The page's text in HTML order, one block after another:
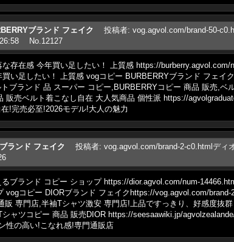
ブランド フェイク 投稿者: vog.agvol.com/brand-50-
No.12127
存在感 今年買い足したい！ 上質感 https://burberry.agvol.com/
い足したい！ 上質感 vogコピー BURBERRYブランド フェイ
ブランド 品 スーパー コピー,BURBERRYコピー 商品 販売,ベ
売ベルト着こなし自在 大人気商品 個性派 https://
!完売必至!2026モデル!大人の魅力
ランド フェイク 投稿者: vog.agvol.com/brand-2-c0.htmlディ
ブランド コピー ショップ https://dior.agvol.com/num-
コピー DIORブランド フェイクhttps://vog.agvol.com/
専門店,半袖Tシャツ激安 専門店!上品ですっきり、好感度抜
ャツコピー 商品 販売DIOR https://seesaawiki.jp/
性の高い!こなれ感!専門通販店